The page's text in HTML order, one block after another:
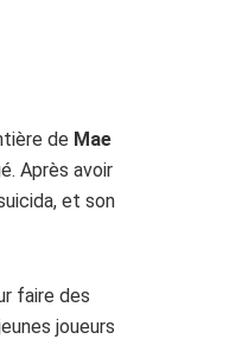
de Mae
Après avoir
et son
faire des
joueurs